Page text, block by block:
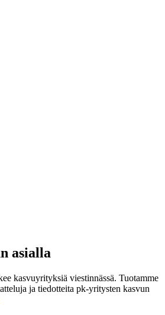
asialla
kasvuyrityksiä viestinnässä. Tuotamme
ja tiedotteita pk-yritysten kasvun